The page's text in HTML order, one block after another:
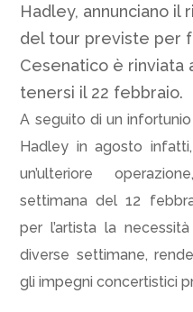
Hadley, annunciano
del tour previste per
Cesenatico è rinviata
tenersi il 22 febbraio.
A seguito di un
Hadley in agosto
un’ulteriore
settimana del 12
per l’artista la
diverse settimane,
gli impegni concertistici